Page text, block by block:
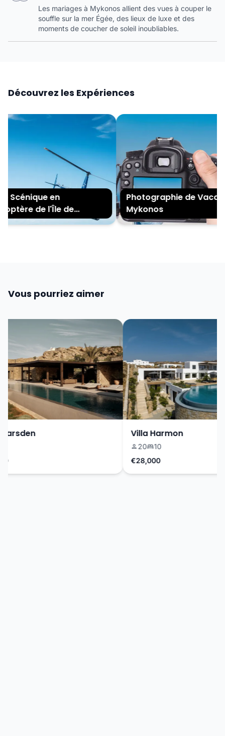
Les mariages à Mykonos allient des vues à couper le
souffle sur la mer Égée, des lieux de luxe et des
moments de coucher de soleil inoubliables.
Découvrez les Expériences
en
de l'Île de
Photographie de
Mykonos
Vous pourriez aimer
Villa Harmon
20
10
€28,000